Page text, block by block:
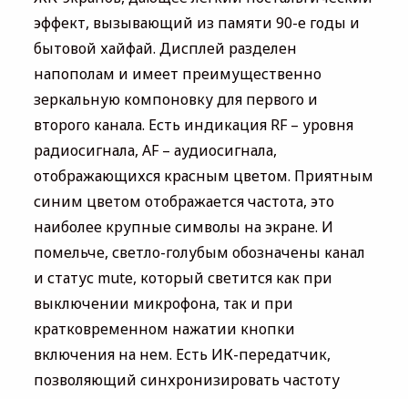
эффект, вызывающий из памяти 90-е годы и
бытовой хайфай. Дисплей разделен
напополам и имеет преимущественно
зеркальную компоновку для первого и
второго канала. Есть индикация RF – уровня
радиосигнала, AF – аудиосигнала,
отображающихся красным цветом. Приятным
синим цветом отображается частота, это
наиболее крупные символы на экране. И
помельче, светло-голубым обозначены канал
и статус mute, который светится как при
выключении микрофона, так и при
кратковременном нажатии кнопки
включения на нем. Есть ИК-передатчик,
позволяющий синхронизировать частоту